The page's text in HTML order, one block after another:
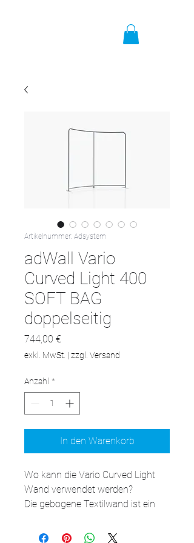
Artikelnummer: Adsystem
adWall Vario
Curved Light 400
SOFT BAG
doppelseitig
744,00 €
exkl. MwSt. | zzgl. Versand
Anzahl *
In den Warenkorb
Wo kann die Vario Curved Light
Wand verwendet werden?
Die gebogene Textilwand ist ein
Werbeaktionen ermöglicht. In